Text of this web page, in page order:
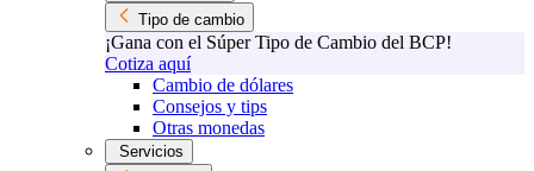
Tipo de cambio
¡Gana con el Súper Tipo de Cambio del BCP!
Cotiza aquí
Cambio de dólares
Consejos y tips
Otras monedas
Servicios